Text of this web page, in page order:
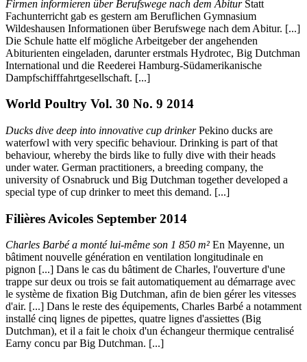
Firmen informieren über Berufswege nach dem AbiturStatt
Fachunterricht gab es gestern am Beruflichen Gymnasium
Wildeshausen Informationen über Berufswege nach dem Abitur. [...]
Die Schule hatte elf mögliche Arbeitgeber der angehenden
Abiturienten eingeladen, darunter erstmals Hydrotec, Big Dutchman
International und die Reederei Hamburg-Südamerikanische
Dampfschifffahrtgesellschaft. [...]
World Poultry Vol. 30 No. 9 2014
Ducks dive deep into innovative cup drinkerPekino ducks are
waterfowl with very specific behaviour. Drinking is part of that
behaviour, whereby the birds like to fully dive with their heads
under water. German practitioners, a breeding company, the
university of Osnabruck und Big Dutchman together developed a
special type of cup drinker to meet this demand. [...]
Filières Avicoles September 2014
Charles Barbé a monté lui-même son 1 850 m² En Mayenne, un
bâtiment nouvelle génération en ventilation longitudinale en
pignon [...] Dans le cas du bâtiment de Charles, l'ouverture d'une
trappe sur deux ou trois se fait automatiquement au démarrage avec
le système de fixation Big Dutchman, afin de bien gérer les vitesses
d'air. [...] Dans le reste des équipements, Charles Barbé a notamment
installé cinq lignes de pipettes, quatre lignes d'assiettes (Big
Dutchman), et il a fait le choix d'un échangeur thermique centralisé
Earny concu par Big Dutchman. [...]